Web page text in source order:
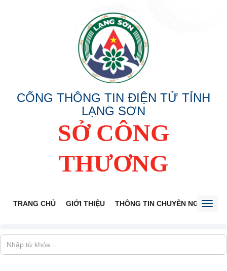
CỔNG THÔNG TIN ĐIỆN TỬ TỈNH
LẠNG SƠN
SỞ CÔNG
THƯƠNG
TRANG CHỦ GIỚI THIỆU THÔNG TIN CHUYÊN NGÀNH